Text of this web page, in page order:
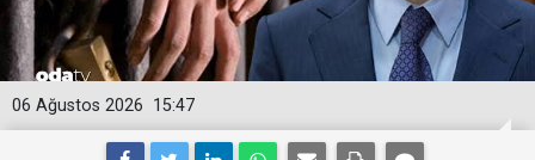
15:47
06 Ağustos 2026